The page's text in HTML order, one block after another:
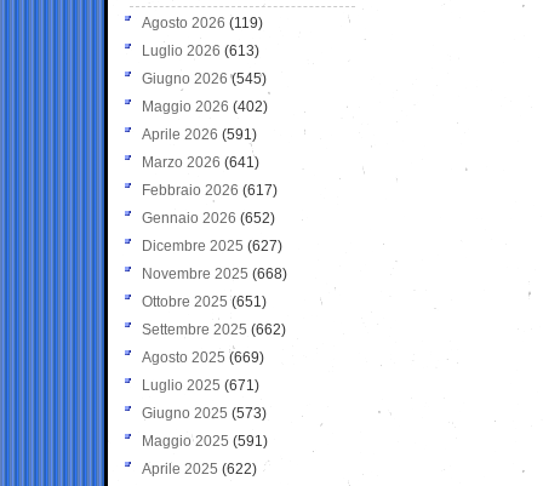
Agosto 2026 (119)
Luglio 2026 (613)
Giugno 2026 (545)
Maggio 2026 (402)
Aprile 2026 (591)
Marzo 2026 (641)
Febbraio 2026 (617)
Gennaio 2026 (652)
Dicembre 2025 (627)
Novembre 2025 (668)
Ottobre 2025 (651)
Settembre 2025 (662)
Agosto 2025 (669)
Luglio 2025 (671)
Giugno 2025 (573)
Maggio 2025 (591)
Aprile 2025 (622)